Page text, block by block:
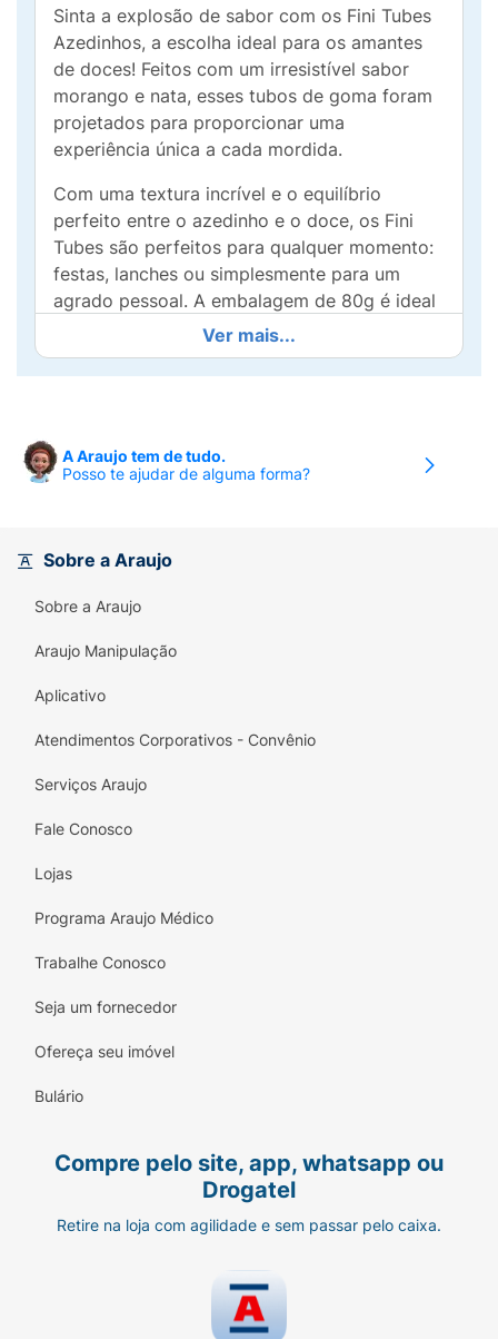
Sinta a explosão de sabor com os Fini Tubes
Azedinhos, a escolha ideal para os amantes
de doces! Feitos com um irresistível sabor
morango e nata, esses tubos de goma foram
projetados para proporcionar uma
experiência única a cada mordida.
Com uma textura incrível e o equilíbrio
perfeito entre o azedinho e o doce, os Fini
Tubes são perfeitos para qualquer momento:
festas, lanches ou simplesmente para um
agrado pessoal. A embalagem de 80g é ideal
para compartilhar (ou não!) e garantir
momentos de diversão.
corrido. Além disso, a qualidade Fini garante
que você tenha sempre o sabor e a suavidade
Experimente agora os Fini Tubes Azedinhos e
enriqueça seus momentos com um toque de
sabor e diversão! Não perca esta deliciosa
Ver mais...
A Araujo tem de tudo.
Posso te ajudar de alguma forma?
Sobre a Araujo
Sobre a Araujo
Araujo Manipulação
Aplicativo
Atendimentos Corporativos - Convênio
Serviços Araujo
Fale Conosco
Lojas
Programa Araujo Médico
Trabalhe Conosco
Seja um fornecedor
Ofereça seu imóvel
Bulário
Compre pelo site, app, whatsapp ou
Drogatel
Retire na loja com agilidade e sem passar pelo caixa.